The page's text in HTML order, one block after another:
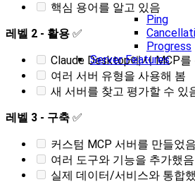
Ping
Progress
Server Features
핵심 용어를 알고 있음
레벨 2 - 활용 ✅
Claude Desktop에서 MCP
여러 서버 유형을 사용해 봄
새 서버를 찾고 평가할 수 있
레벨 3 - 구축 ✅
커스텀 MCP 서버를 만들었음
여러 도구와 기능을 추가했음
실제 데이터/서비스와 통합